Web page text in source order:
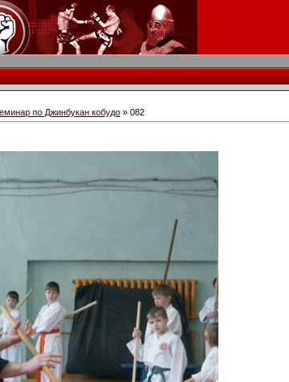
по Джинбукан кобудо » 082